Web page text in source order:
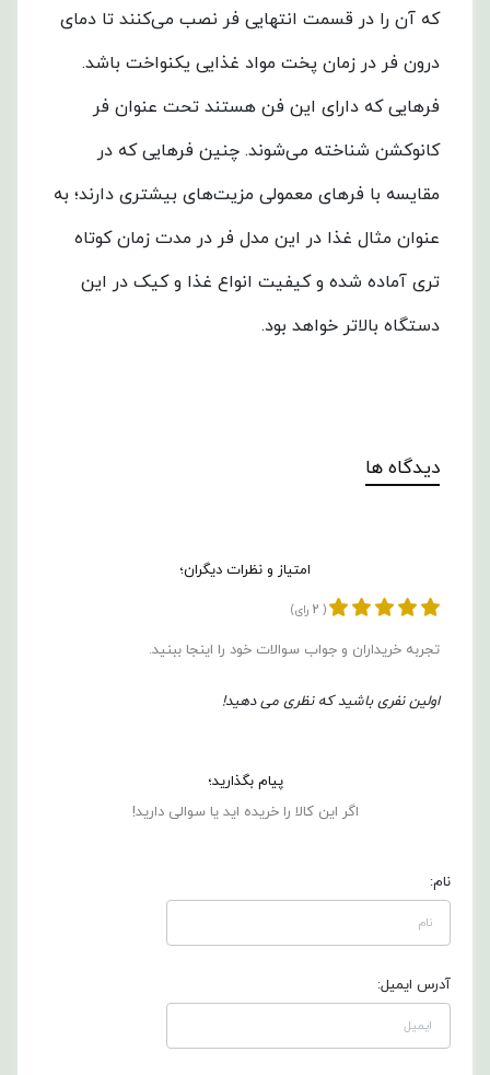
که آن را در قسمت انتهایی فر نصب می‌کنند تا دمای
درون فر در زمان پخت مواد غذایی یکنواخت باشد.
فرهایی که دارای این فن هستند تحت عنوان فر
کانوکشن شناخته می‌شوند. چنین فرهایی که در
مقایسه با فرهای معمولی مزیت‌های بیشتری دارند؛ به
عنوان مثال غذا در این مدل فر در مدت زمان کوتاه‌
تری آماده شده و کیفیت انواع غذا و کیک در این
دستگاه بالاتر خواهد بود.
دیدگاه ها
امتیاز و نظرات دیگران؛
(
2 رای)
تجربه خریداران و جواب سوالات خود را اینجا ببنید.
اولین نفری باشید که نظری می دهید!
پیام بگذارید؛
اگر این کالا را خریده اید یا سوالی دارید!
نام:
آدرس ایمیل: